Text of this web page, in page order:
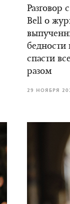
Разговор
Bell о
бедности
спасти
разом
29 НОЯБРЯ